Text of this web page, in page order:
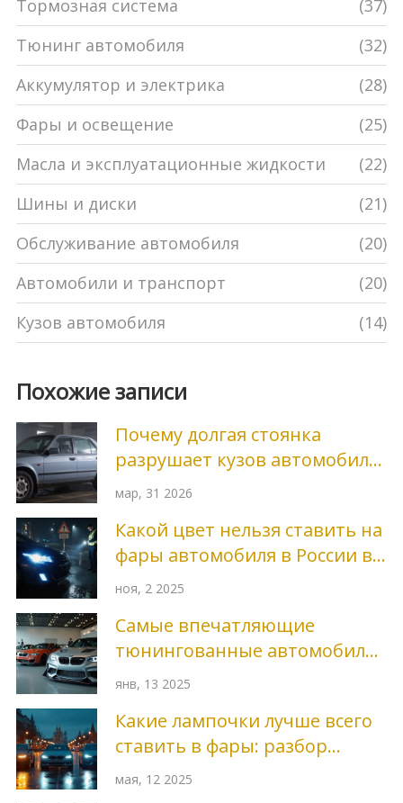
Тормозная система
(37)
Тюнинг автомобиля
(32)
Аккумулятор и электрика
(28)
Фары и освещение
(25)
Масла и эксплуатационные жидкости
(22)
Шины и диски
(21)
Обслуживание автомобиля
(20)
Автомобили и транспорт
(20)
Кузов автомобиля
(14)
Похожие записи
Почему долгая стоянка
разрушает кузов автомобиля:
риски и способы защиты
мар, 31 2026
Какой цвет нельзя ставить на
фары автомобиля в России в
2025 году
ноя, 2 2025
Самые впечатляющие
тюнингованные автомобили
в мире
янв, 13 2025
Какие лампочки лучше всего
ставить в фары: разбор
вариантов
мая, 12 2025